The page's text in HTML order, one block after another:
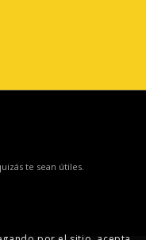
te sean útiles.